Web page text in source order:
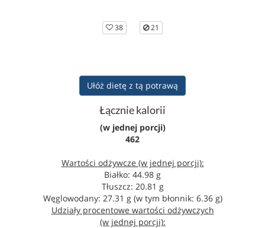
38 21
Ułóż dietę z tą potrawą
Łącznie kalorii
(w jednej porcji)
462
Wartości odżywcze (w jednej porcji):
Białko: 44.98 g
Tłuszcz: 20.81 g
Węglowodany: 27.31 g (w tym błonnik: 6.36 g)
Udziały procentowe wartości odżywczych
(w jednej porcji):